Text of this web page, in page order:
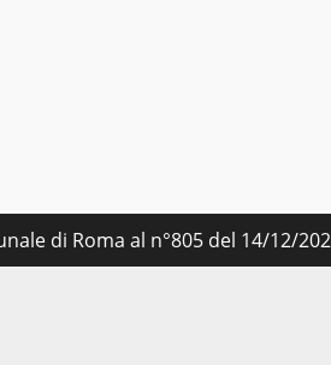
di Roma al n°805 del 14/12/